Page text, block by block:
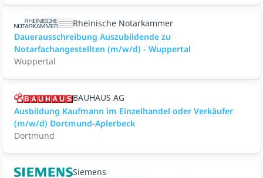
Rheinische Notarkammer
Dauerausschreibung Auszubildende zu
Notarfachangestellten (m/w/d) - Wuppertal
Wuppertal
BAUHAUS AG
Ausbildung Kaufmann im Einzelhandel oder Verkäufer
(m/w/d) Dortmund-Aplerbeck
Dortmund
Siemens